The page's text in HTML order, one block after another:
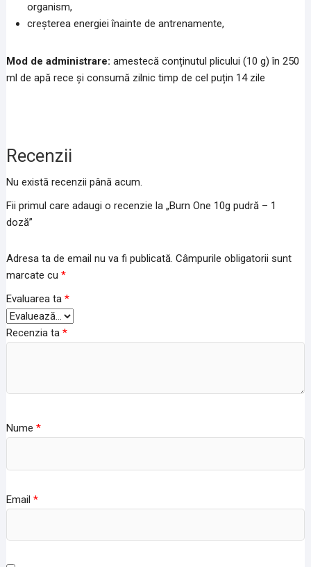
organism,
creșterea energiei înainte de antrenamente,
Mod de administrare: amestecă conținutul plicului (10 g) în 250
ml de apă rece și consumă zilnic timp de cel puțin 14 zile
Recenzii
Nu există recenzii până acum.
Fii primul care adaugi o recenzie la „Burn One 10g pudră – 1
doză”
Adresa ta de email nu va fi publicată. Câmpurile obligatorii sunt
marcate cu *
Evaluarea ta *
Recenzia ta *
Nume *
Email *